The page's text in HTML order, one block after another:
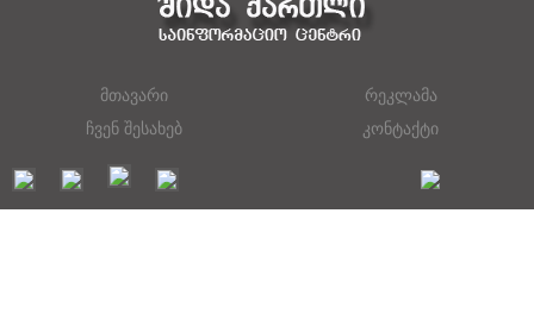
მთავარი
რეკლამა
ჩვენ შესახებ
კონტაქტი